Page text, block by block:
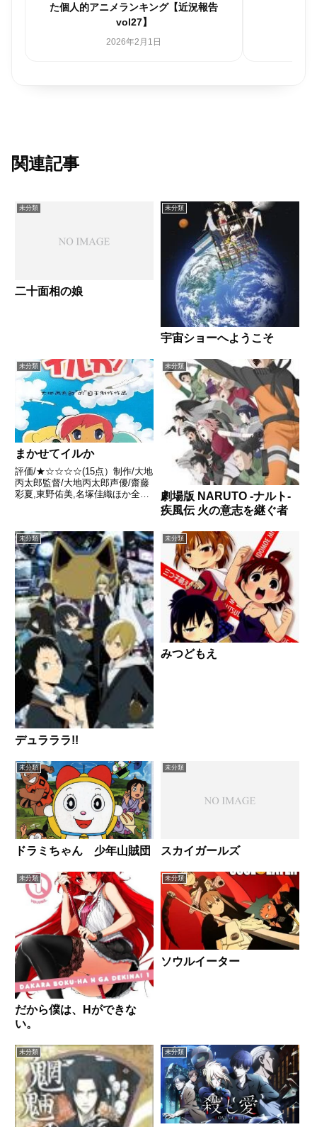
た個人的アニメランキング【近況報告
vol27】
2026年2月1日
関連記事
未分類
二十面相の娘
未分類
宇宙ショーへようこそ
未分類
まかせてイルか
評価/★☆☆☆☆(15点）制作/大地
丙太郎監督/大地丙太郎声優/齋藤
彩夏,東野佑美,名塚佳織ほか全話/
3人組。稼いだお金で沖に浮かぶ
無人島を買い取り、自...
未分類
劇場版 NARUTO -ナルト-
疾風伝 火の意志を継ぐ者
未分類
デュラララ!!
未分類
みつどもえ
未分類
ドラミちゃん 少年山賊団
未分類
スカイガールズ
未分類
だから僕は、Hができな
い。
未分類
ソウルイーター
未分類 未分類